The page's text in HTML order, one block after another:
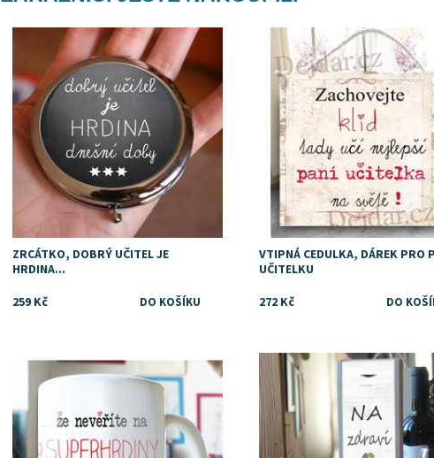
Dostupnost: Skladem
ZRCÁTKO, DOBRÝ UČITEL JE
HRDINA...
259 Kč
Dostupnost: Skladem
VTIPNÁ CEDULKA, DÁREK PRO
UČITELKU
272 Kč
Dostupnost: Skladem Dostupnost: Skladem